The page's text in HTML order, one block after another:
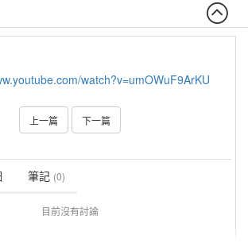
watch?v=umOWuF9ArKU
上一篇 下一篇
筆記 (0)
目前沒有討論